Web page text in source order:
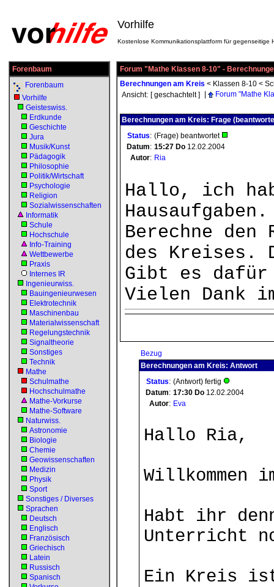
Vorhilfe
Kostenlose Kommunikationsplattform für gegenseitige
Forenbaum
Forenbaum
Vorhilfe
Geisteswiss.
Erdkunde
Geschichte
Jura
Musik/Kunst
Pädagogik
Philosophie
Politik/Wirtschaft
Psychologie
Religion
Sozialwissenschaften
Informatik
Schule
Hochschule
Info-Training
Wettbewerbe
Praxis
Internes IR
Ingenieurwiss.
Bauingenieurwesen
Elektrotechnik
Maschinenbau
Materialwissenschaft
Regelungstechnik
Signaltheorie
Sonstiges
Technik
Mathe
Schulmathe
Hochschulmathe
Mathe-Vorkurse
Mathe-Software
Naturwiss.
Astronomie
Biologie
Chemie
Geowissenschaften
Medizin
Physik
Sport
Sonstiges / Diverses
Sprachen
Deutsch
Englisch
Französisch
Griechisch
Latein
Russisch
Spanisch
Forum "Mathe Klassen 8-10" -
Berechnungen am Kreis < Klassen 8-10 <
Ansicht: [ geschachtelt ] Forum "Mathe
Berechnungen am Kreis: Frage
Status: (Frage) beantwortet
Datum: 15:27 Do 12.02.2004
Autor: Ria
Hallo, ich
Berechne
des Kreises.
Gibt es dafür
Vielen Dank
Bezug
Berechnungen am Kreis: Antwort
Status: (Antwort) fertig
Datum: 17:30 Do 12.02.2004
Autor: Eva
Hallo Ria,
Willkommen
Habt ihr
Unterricht
Ein Kreis